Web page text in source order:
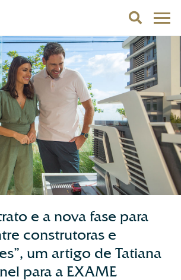
e a nova fase para
construtoras e
um artigo de Tatiana
para a EXAME